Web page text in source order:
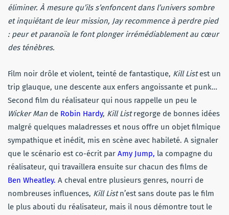
éliminer. À mesure qu’ils s’enfoncent dans l’univers sombre
et inquiétant de leur mission, Jay recommence à perdre pied
: peur et paranoïa le font plonger irrémédiablement au cœur
des ténèbres.
Film noir drôle et violent, teinté de fantastique, Kill Listest un
trip glauque, une descente aux enfers angoissante et punk…
Second film du réalisateur qui nous rappelle un peu le
Wicker Man de Robin Hardy, Kill Listregorge de bonnes idées
malgré quelques maladresses et nous offre un objet filmique
sympathique et inédit, mis en scène avec habileté. A signaler
que le scénario est co-écrit par Amy Jump, la compagne du
réalisateur, qui travaillera ensuite sur chacun des films de
Ben Wheatley. A cheval entre plusieurs genres, nourri de
nombreuses influences, Kill Listn’est sans doute pas le film
le plus abouti du réalisateur, mais il nous démontre tout le